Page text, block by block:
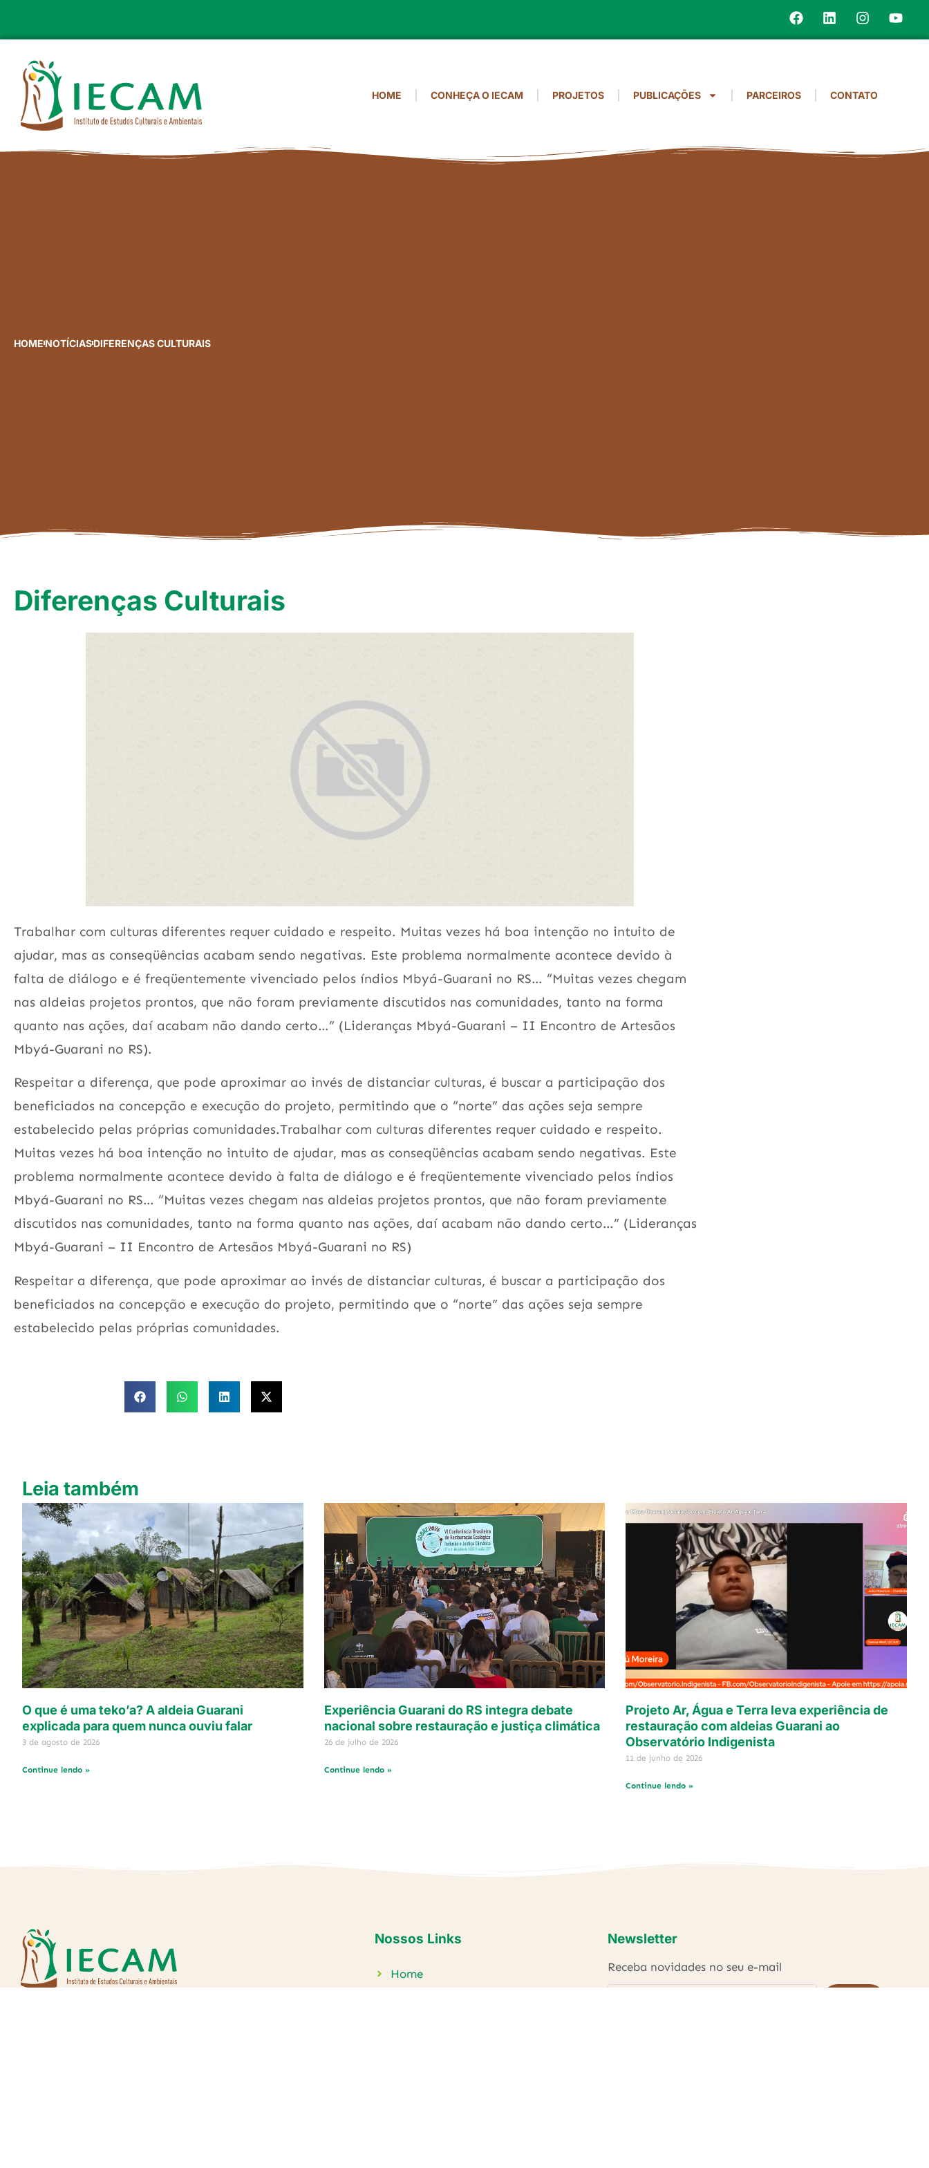
HOME CONHEÇA O IECAM PROJETOS PUBLICAÇÕES PARCEIROS CONTATO
HOME NOTÍCIASDIFERENÇAS CULTURAIS
Diferenças Culturais
Trabalhar com culturas diferentes requer cuidado e respeito. Muitas vezes há boa intenção no intuito de
ajudar, mas as conseqüências acabam sendo negativas. Este problema normalmente acontece devido à
falta de diálogo e é freqüentemente vivenciado pelos índios Mbyá-Guarani no RS… “Muitas vezes chegam
nas aldeias projetos prontos, que não foram previamente discutidos nas comunidades, tanto na forma
quanto nas ações, daí acabam não dando certo…” (Lideranças Mbyá-Guarani – II Encontro de Artesãos
Mbyá-Guarani no RS).
Respeitar a diferença, que pode aproximar ao invés de distanciar culturas, é buscar a participação dos
beneficiados na concepção e execução do projeto, permitindo que o “norte” das ações seja sempre
estabelecido pelas próprias comunidades.Trabalhar com culturas diferentes requer cuidado e respeito.
Muitas vezes há boa intenção no intuito de ajudar, mas as conseqüências acabam sendo negativas. Este
problema normalmente acontece devido à falta de diálogo e é freqüentemente vivenciado pelos índios
Mbyá-Guarani no RS… “Muitas vezes chegam nas aldeias projetos prontos, que não foram previamente
discutidos nas comunidades, tanto na forma quanto nas ações, daí acabam não dando certo…” (Lideranças
Mbyá-Guarani – II Encontro de Artesãos Mbyá-Guarani no RS)
Respeitar a diferença, que pode aproximar ao invés de distanciar culturas, é buscar a participação dos
beneficiados na concepção e execução do projeto, permitindo que o “norte” das ações seja sempre
estabelecido pelas próprias comunidades.
Leia também
O que é uma teko’a? A aldeia Guarani
explicada para quem nunca ouviu falar
3 de agosto de 2026
Continue lendo »
Experiência Guarani do RS integra debate
nacional sobre restauração e justiça climática
26 de julho de 2026
Continue lendo »
Projeto Ar, Água e Terra leva experiência de
restauração com aldeias Guarani ao
Observatório Indigenista
11 de junho de 2026
Continue lendo »
Nossos Links
Home
Newsletter
Receba novidades no seu e-mail